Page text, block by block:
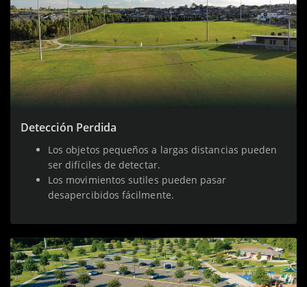
Detección Perdida
Los objetos pequeños a largas distancias pueden
ser difíciles de detectar.
Los movimientos sutiles pueden pasar
desapercibidos fácilmente.